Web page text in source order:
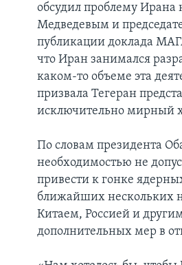
обсудил проблему
Медведевым и
публикации доклада
что Иран занимался
каком-то объеме эта
призвала Тегеран
исключительно мирный
По словам президента
необходимостью не
привести к гонке
ближайших нескольких
Китаем, Россией и
дополнительных мер в